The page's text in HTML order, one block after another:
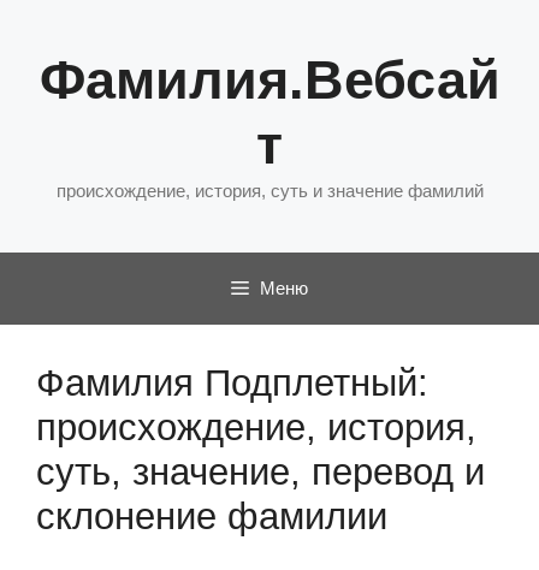
содержимому
Фамилия.Вебсай
т
происхождение, история, суть и значение фамилий
Меню
Фамилия Подплетный:
происхождение, история,
суть, значение, перевод и
склонение фамилии